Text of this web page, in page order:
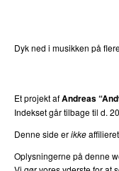
Dyk ned i musikken på
Et projekt afAndreas
Indekset går tilbage til d.
Denne side erikke
Oplysningerne på denne